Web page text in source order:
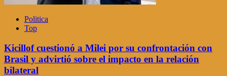
Politica
Top
Kicillof cuestionó a Milei por su confrontación con
Brasil y advirtió sobre el impacto en la relación
bilateral